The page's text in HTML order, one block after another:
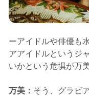
ーアイドルや俳優も
アアイドルというジ
いかという危惧が万
万美： そう、グラビ